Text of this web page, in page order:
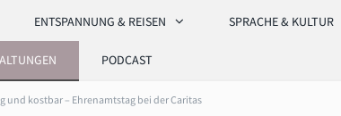
ENTSPANNUNG & REISEN SPRACHE & KULTUR
PODCAST
und kostbar – Ehrenamtstag bei der Caritas